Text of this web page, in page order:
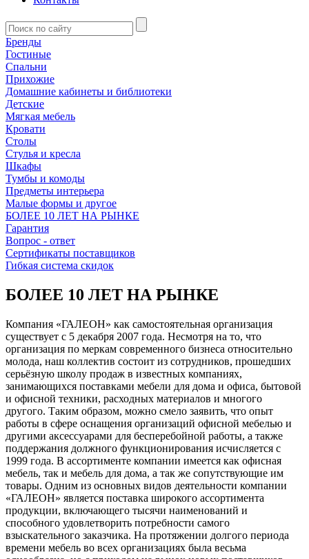
Бренды
Гостиные
Спальни
Прихожие
Домашние кабинеты и библиотеки
Детские
Мягкая мебель
Кровати
Столы
Стулья и кресла
Шкафы
Тумбы и комоды
Предметы интерьера
Малые формы и другое
БОЛЕЕ 10 ЛЕТ НА РЫНКЕ
Гарантия
Вопрос - ответ
Сертификаты поставщиков
Гибкая система скидок
БОЛЕЕ 10 ЛЕТ НА РЫНКЕ
Компания «ГАЛЕОН» как самостоятельная организация
существует с 5 декабря 2007 года. Несмотря на то, что
организация по меркам современного бизнеса относительно
молода, наш коллектив состоит из сотрудников, прошедших
серьёзную школу продаж в известных компаниях,
занимающихся поставками мебели для дома и офиса, бытовой
и офисной техники, расходных материалов и многого
другого. Таким образом, можно смело заявить, что опыт
работы в сфере оснащения организаций офисной мебелью и
другими аксессуарами для бесперебойной работы, а также
поддержания должного функционирования исчисляется с
1999 года. В ассортименте компании имеется как офисная
мебель, так и мебель для дома, а так же сопутствующие им
товары. Одним из основных видов деятельности компании
«ГАЛЕОН» является поставка широкого ассортимента
продукции, включающего тысячи наименований и
способного удовлетворить потребности самого
взыскательного заказчика. На протяжении долгого периода
времени мебель во всех организациях была весьма